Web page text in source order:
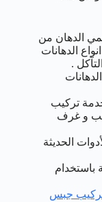
الدهان من
الدهانات
.
تركيب
و غرف
الحديثة
باستخدام
جبس